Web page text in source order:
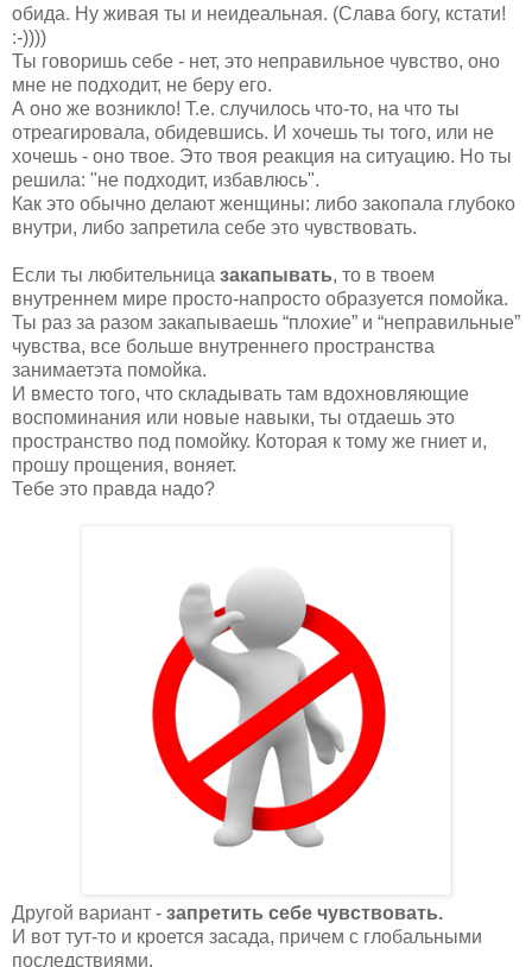
обида. Ну живая ты и неидеальная. (Слава богу, кстати!
:-))))
Ты говоришь себе - нет, это неправильное чувство, оно
мне не подходит, не беру его.
А оно же возникло! Т.е. случилось что-то, на что ты
отреагировала, обидевшись. И хочешь ты того, или не
хочешь - оно твое. Это твоя реакция на ситуацию. Но ты
решила: "не подходит, избавлюсь".
Как это обычно делают женщины: либо закопала глубоко
внутри, либо запретила себе это чувствовать.
Если ты любительница закапывать, то в твоем
внутреннем мире просто-напросто образуется помойка.
Ты раз за разом закапываешь “плохие” и “неправильные”
чувства, все больше внутреннего пространства
занимаетэта помойка.
И вместо того, что складывать там вдохновляющие
воспоминания или новые навыки, ты отдаешь это
пространство под помойку. Которая к тому же гниет и,
прошу прощения, воняет.
Тебе это правда надо?
Другой вариант - запретить себе чувствовать.
И вот тут-то и кроется засада, причем с глобальными
последствиями.